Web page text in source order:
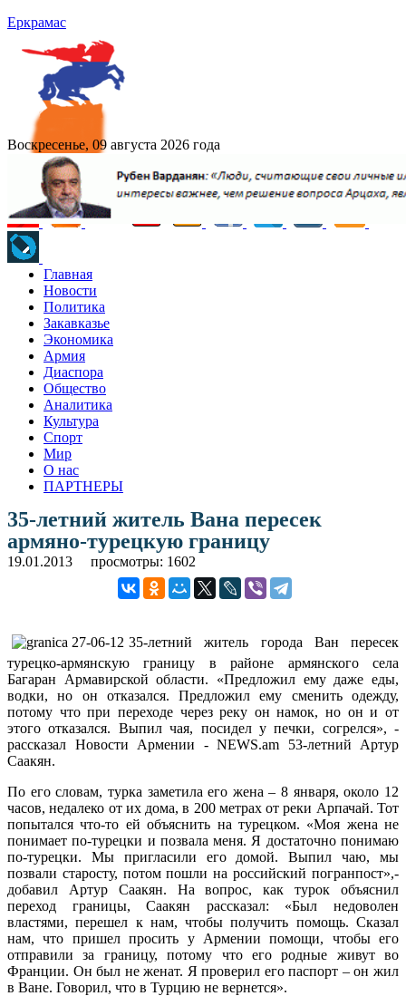
Еркрамас
Воскресенье, 09 августа 2026 года
Главная
Новости
Политика
Закавказье
Экономика
Армия
Диаспора
Общество
Аналитика
Культура
Спорт
Мир
О нас
ПАРТНЕРЫ
35-летний житель Вана пересек
армяно-турецкую границу
19.01.2013 просмотры: 1602
35-летний житель города Ван пересек
турецко-армянскую границу в районе армянского села
Багаран Армавирской области. «Предложил ему даже еды,
водки, но он отказался. Предложил ему сменить одежду,
потому что при переходе через реку он намок, но он и от
этого отказался. Выпил чая, посидел у печки, согрелся», -
рассказал Новости Армении - NEWS.am 53-летний Артур
Саакян.
По его словам, турка заметила его жена – 8 января, около 12
часов, недалеко от их дома, в 200 метрах от реки Арпачай. Тот
попытался что-то ей объяснить на турецком. «Моя жена не
понимает по-турецки и позвала меня. Я достаточно понимаю
по-турецки. Мы пригласили его домой. Выпил чаю, мы
позвали старосту, потом пошли на российский погранпост»,-
добавил Артур Саакян. На вопрос, как турок объяснил
переход границы, Саакян рассказал: «Был недоволен
властями, перешел к нам, чтобы получить помощь. Сказал
нам, что пришел просить у Армении помощи, чтобы его
отправили за границу, потому что его родные живут во
Франции. Он был не женат. Я проверил его паспорт – он жил
в Ване. Говорил, что в Турцию не вернется».